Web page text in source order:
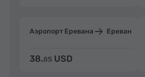
Аэропорт Еревана Ереван
38.85 USD